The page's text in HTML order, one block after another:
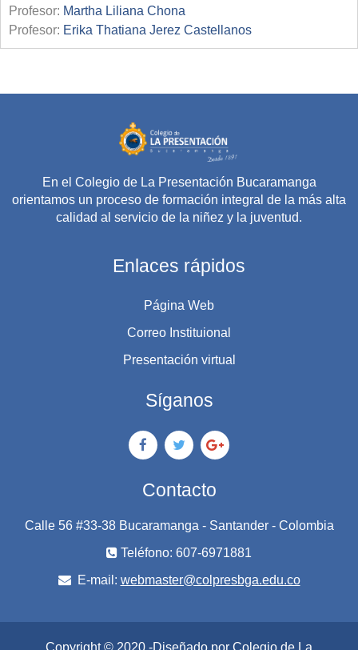
Profesor: Martha Liliana Chona
Profesor: Erika Thatiana Jerez Castellanos
En el Colegio de La Presentación Bucaramanga
orientamos un proceso de formación integral de la más alta
calidad al servicio de la niñez y la juventud.
Enlaces rápidos
Página Web
Correo Instituional
Presentación virtual
Síganos
Contacto
Calle 56 #33-38 Bucaramanga - Santander - Colombia
Teléfono: 607-6971881
E-mail: webmaster@colpresbga.edu.co
Copyright © 2020 -Diseñado por Colegio de La